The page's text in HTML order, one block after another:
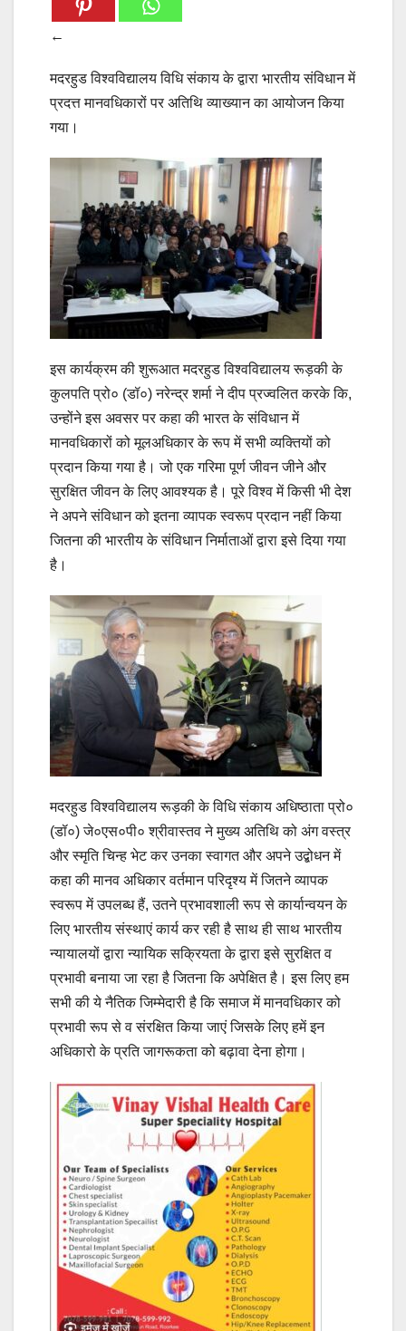
←
मदरहुड विश्वविद्यालय विधि संकाय के द्वारा भारतीय संविधान में
प्रदत्त मानवधिकारों पर अतिथि व्याख्यान का आयोजन किया
गया।
इस कार्यक्रम की शुरूआत मदरहुड विश्वविद्यालय रूड़की के
कुलपति प्रो० (डॉ०) नरेन्द्र शर्मा ने दीप प्रज्वलित करके कि,
उन्होंने इस अवसर पर कहा की भारत के संविधान में
मानवधिकारों को मूलअधिकार के रूप में सभी व्यक्तियों को
प्रदान किया गया है। जो एक गरिमा पूर्ण जीवन जीने और
सुरक्षित जीवन के लिए आवश्यक है। पूरे विश्व में किसी भी देश
ने अपने संविधान को इतना व्यापक स्वरूप प्रदान नहीं किया
जितना की भारतीय के संविधान निर्माताओं द्वारा इसे दिया गया
है।
मदरहुड विश्वविद्यालय रूड़की के विधि संकाय अधिष्ठाता प्रो०
(डॉ०) जे०एस०पी० श्रीवास्तव ने मुख्य अतिथि को अंग वस्त्र
और स्मृति चिन्ह भेट कर उनका स्वागत और अपने उद्बोधन में
कहा की मानव अधिकार वर्तमान परिदृश्य में जितने व्यापक
स्वरूप में उपलब्ध हैं, उतने प्रभावशाली रूप से कार्यान्वयन के
लिए भारतीय संस्थाएं कार्य कर रही है साथ ही साथ भारतीय
न्यायालयों द्वारा न्यायिक सक्रियता के द्वारा इसे सुरक्षित व
प्रभावी बनाया जा रहा है जितना कि अपेक्षित है। इस लिए हम
सभी की ये नैतिक जिम्मेदारी है कि समाज में मानवधिकार को
प्रभावी रूप से व संरक्षित किया जाएं जिसके लिए हमें इन
अधिकारो के प्रति जागरूकता को बढ़ावा देना होगा।